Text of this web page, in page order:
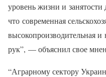
уровень жизни и
что современная
высокопроизводительная и
рук”, — объяснил свое
“Аграрному сектору